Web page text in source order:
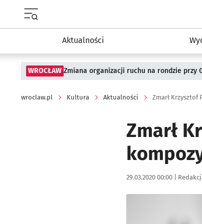
Aktualności
WROCŁAW Zmiana organizacji ruchu na rondzie przy
wroclaw.pl Kultura Aktualności Zmarł Krzysztof
Zmarł
Data publikacji:
29.03.2020 00:00 | Autor: